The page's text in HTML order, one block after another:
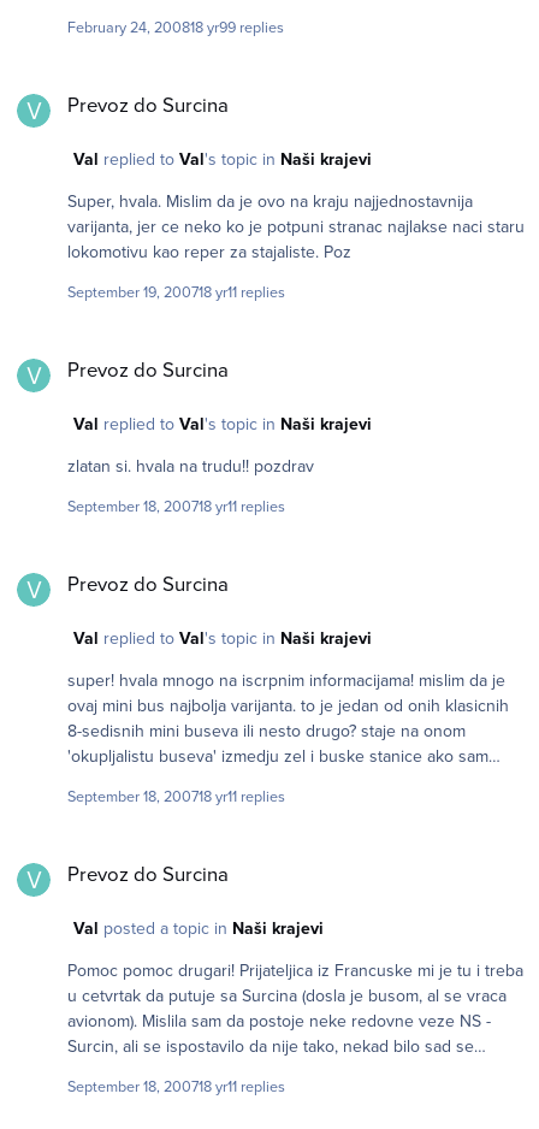
uzimam.. vremenom se naviknu da mi ne pakuju. starije su
zbog toga. no, dok drzava nesto ne uradi, pa tako pokrene i
smo normalna zemlja, pa bi se skupljenim odredjenim broj
ovako...
February 24, 200818 yr99 replies
Prevoz do Surcina
Val replied to Val's topic in Naši krajevi
Super, hvala. Mislim da je ovo na kraju najjednostavnija
varijanta, jer ce neko ko je potpuni stranac najlakse naci staru
lokomotivu kao reper za stajaliste. Poz
September 19, 200718 yr11 replies
Prevoz do Surcina
Val replied to Val's topic in Naši krajevi
zlatan si. hvala na trudu!! pozdrav
September 18, 200718 yr11 replies
Prevoz do Surcina
Val replied to Val's topic in Naši krajevi
super! hvala mnogo na iscrpnim informacijama! mislim da je
ovaj mini bus najbolja varijanta. to je jedan od onih klasicnih
8-sedisnih mini buseva ili nesto drugo? staje na onom
'okupljalistu buseva' izmedju zel i buske stanice ako sam
nadesno (ako je stanica iza ledja)? da, uz detaljna uputstva
September 18, 200718 yr11 replies
Prevoz do Surcina
Val posted a topic in Naši krajevi
Pomoc pomoc drugari! Prijateljica iz Francuske mi je tu i treba
u cetvrtak da putuje sa Surcina (dosla je busom, al se vraca
avionom). Mislila sam da postoje neke redovne veze NS -
Surcin, ali se ispostavilo da nije tako, nekad bilo sad se
prevoz do tamo!!! Skoro ispadne jeftinije avionom putovati do
September 18, 200718 yr11 replies